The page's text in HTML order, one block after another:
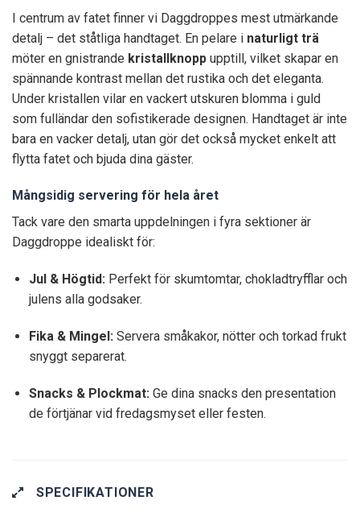
I centrum av fatet finner vi Daggdroppes mest utmärkande
detalj – det ståtliga handtaget. En pelare i naturligt trä
möter en gnistrande kristallknopp upptill, vilket skapar en
spännande kontrast mellan det rustika och det eleganta.
Under kristallen vilar en vackert utskuren blomma i guld
som fulländar den sofistikerade designen. Handtaget är inte
bara en vacker detalj, utan gör det också mycket enkelt att
flytta fatet och bjuda dina gäster.
Mångsidig servering för hela året
Tack vare den smarta uppdelningen i fyra sektioner är
Daggdroppe idealiskt för:
Jul & Högtid:Perfekt för skumtomtar, chokladtryfflar och
julens alla godsaker.
Fika & Mingel:Servera småkakor, nötter och torkad frukt
snyggt separerat.
Snacks & Plockmat:Ge dina snacks den presentation
de förtjänar vid fredagsmyset eller festen.
SPECIFIKATIONER